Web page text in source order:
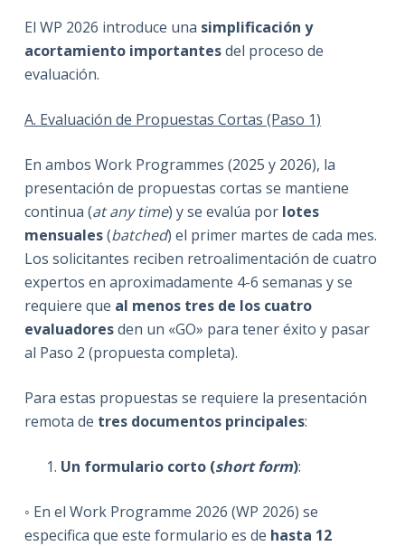
El WP 2026 introduce una simplificación y
acortamiento importantesdel proceso de
evaluación.
A. Evaluación de Propuestas Cortas (Paso 1)
En ambos Work Programmes (2025 y 2026), la
presentación de propuestas cortas se mantiene
continua (at any time) y se evalúa por lotes
mensuales(batched) el primer martes de cada mes.
Los solicitantes reciben retroalimentación de cuatro
expertos en aproximadamente 4-6 semanas y se
requiere que al menos tres de los cuatro
evaluadoresden un «GO» para tener éxito y pasar
al Paso 2 (propuesta completa).
Para estas propuestas se requiere la presentación
remota de tres documentos principales:
Un formulario corto (short form):
◦ En el Work Programme 2026 (WP 2026) se
especifica que este formulario es de hasta 12